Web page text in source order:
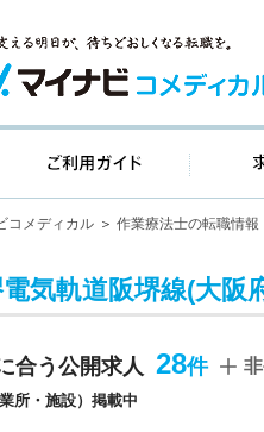
トップページ ご利用ガ
コメディカル 作業療法士の転職情報
電気軌道阪堺線(大阪
合う公開求人 28
業所・施設）掲載中